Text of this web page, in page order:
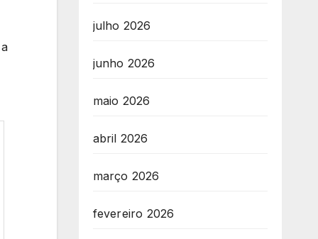
julho 2026
junho 2026
maio 2026
abril 2026
março 2026
fevereiro 2026